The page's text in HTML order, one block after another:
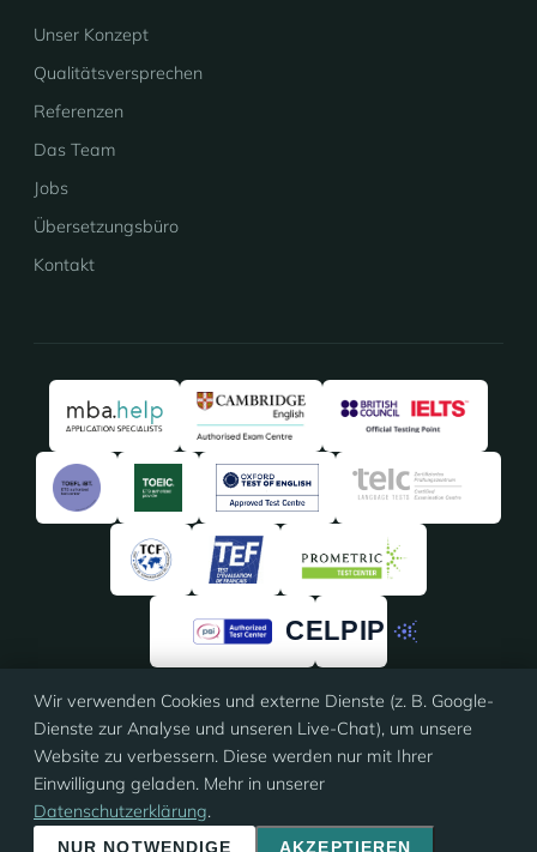
Unser Konzept
Qualitätsversprechen
Referenzen
Das Team
Jobs
Übersetzungsbüro
Kontakt
★★★★★★★★★★
4,91/5 · 135 Bewertungen
auf
ProvenExpert
© 2026 Eloquia · ISO 9001 zertifiziert
Impressum·AGB·Datenschutz Cookie-Einstellungen
Wir verwenden Cookies und externe Dienste (z. B. Google-
Dienste zur Analyse und unseren Live-Chat), um unsere
Website zu verbessern. Diese werden nur mit Ihrer
Einwilligung geladen. Mehr in unserer
Datenschutzerklärung.
NUR NOTWENDIGE AKZEPTIEREN